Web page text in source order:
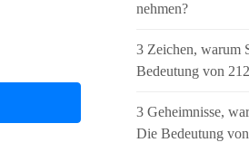
nehmen?
3 Zeichen, warum
Bedeutung von 212
3 Geheimnisse,
Die Bedeutung